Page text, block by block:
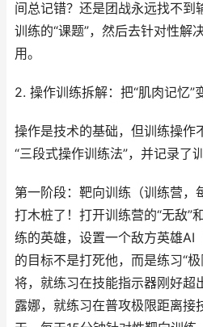
间总记错？还是团战永远找不到
训练的“课题”，然后去针对性解
用。
2. 操作训练拆解：把“肌肉记忆”
操作是技术的基础，但训练操作
“三段式操作训练法”，并记录了
第一阶段：靶向训练（训练营，
打木桩了！打开训练营的“无敌”
练的英雄，设置一个敌方英雄AI
的目标不是打死他，而是练习“
将，就练习在技能指示器刚好超
露娜，就练习在普攻极限距离接